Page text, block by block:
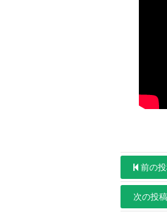
投
稿
ナ
前の
次の投稿